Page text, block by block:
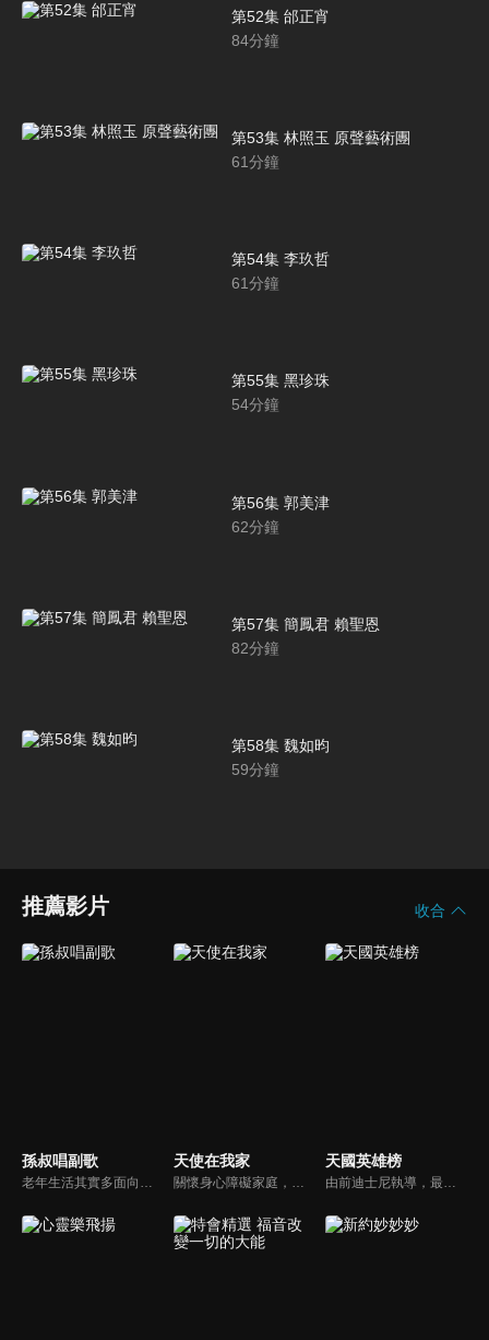
第52集 邰正宵
84分鐘
第53集 林照玉 原聲藝術團
61分鐘
第54集 李玖哲
61分鐘
第55集 黑珍珠
54分鐘
第56集 郭美津
62分鐘
第57集 簡鳳君 賴聖恩
82分鐘
第58集 魏如昀
59分鐘
推薦影片 收合
孫叔唱副歌 天使在我家 天國英雄榜